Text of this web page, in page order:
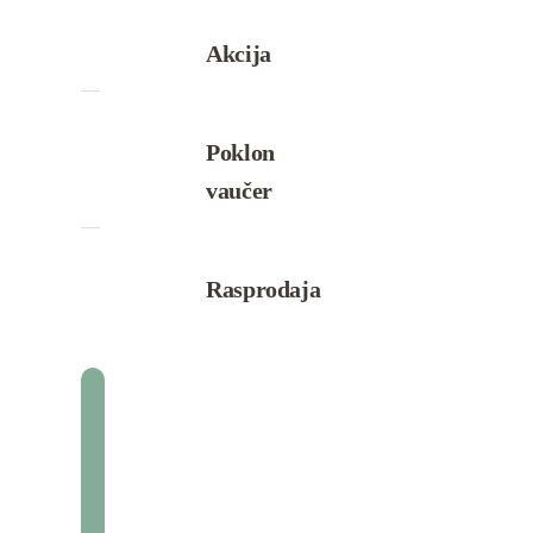
Akcija
Poklon
vaučer
Rasprodaja